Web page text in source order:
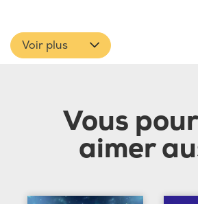
Voir plus
Vous
aimer